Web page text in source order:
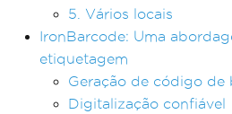
5. Vários locais
IronBarcode: Uma
etiquetagem
Geração de código de
Digitalização confiável